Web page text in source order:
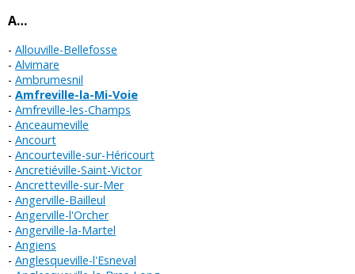
A…
Allouville-Bellefosse
Alvimare
Ambrumesnil
Amfreville-la-Mi-Voie
Amfreville-les-Champs
Anceaumeville
Ancourt
Ancourteville-sur-Héricourt
Ancretiéville-Saint-Victor
Ancretteville-sur-Mer
Angerville-Bailleul
Angerville-l'Orcher
Angerville-la-Martel
Angiens
Anglesqueville-l'Esneval